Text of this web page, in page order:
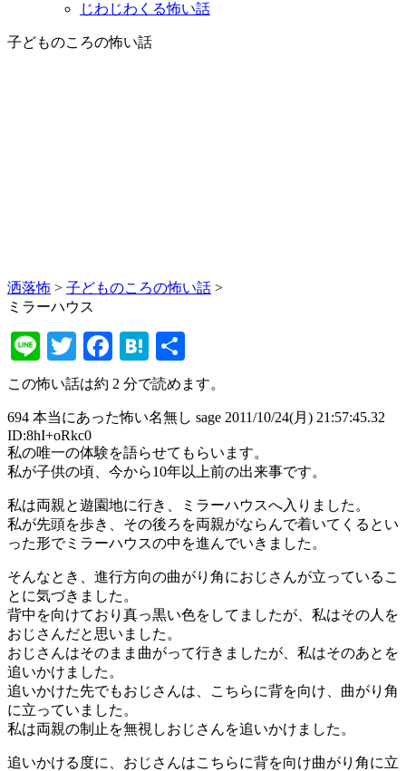
じわじわくる怖い話
子どものころの怖い話
洒落怖 > 子どものころの怖い話 >
ミラーハウス
LineTwitterFacebook
Hatena
有
この怖い話は約 2 分で読めます。
694 本当にあった怖い名無し sage 2011/10/24(月) 21:57:45.32
ID:8hI+oRkc0
私の唯一の体験を語らせてもらいます。
私が子供の頃、今から10年以上前の出来事です。
私は両親と遊園地に行き、ミラーハウスへ入りました。
私が先頭を歩き、その後ろを両親がならんで着いてくるとい
った形でミラーハウスの中を進んでいきました。
そんなとき、進行方向の曲がり角におじさんが立っているこ
とに気づきました。
背中を向けており真っ黒い色をしてましたが、私はその人を
おじさんだと思いました。
おじさんはそのまま曲がって行きましたが、私はそのあとを
追いかけました。
追いかけた先でもおじさんは、こちらに背を向け、曲がり角
に立っていました。
私は両親の制止を無視しおじさんを追いかけました。
追いかける度に、おじさんはこちらに背を向け曲がり角に立